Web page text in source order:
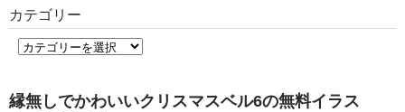
カテゴリー
縁無しでかわいいクリスマスベル6の無料イラス